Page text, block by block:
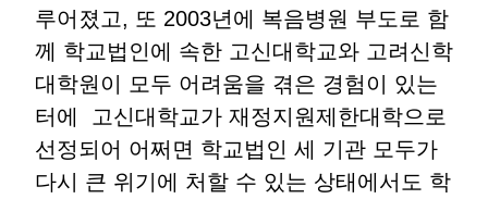
루어졌고, 또 2003년에 복음병원 부도로 함
께 학교법인에 속한 고신대학교와 고려신학
대학원이 모두 어려움을 겪은 경험이 있는
터에 고신대학교가 재정지원제한대학으로
선정되어 어쩌면 학교법인 세 기관 모두가
다시 큰 위기에 처할 수 있는 상태에서도 학